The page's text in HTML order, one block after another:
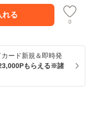
れる
0
ード新規＆即時発
もらえる※諸